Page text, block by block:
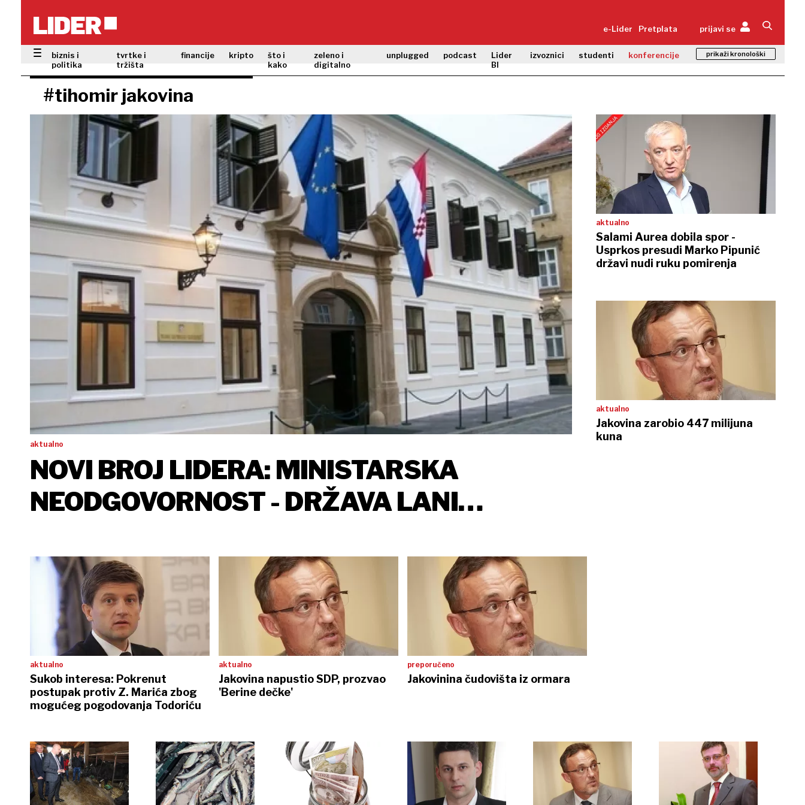
e-Lider Pretplata prijavi se
biznis i
politika
tvrtke i
tržišta
financije kripto
što i
kako
zeleno i
digitalno
unplugged podcast
Lider
BI
izvoznici studenti konferencije prikaži kronološki
#tihomir jakovina
aktualno
NOVI BROJ LIDERA: MINISTARSKA
NEODGOVORNOST - DRŽAVA LANI
MILIJUNA KUNA
aktualno
Salami Aurea dobila spor -
Usprkos presudi Marko Pipunić
državi nudi ruku pomirenja
aktualno
Jakovina zarobio 447 milijuna
kuna
aktualno
Sukob interesa: Pokrenut
postupak protiv Z. Marića zbog
mogućeg pogodovanja Todoriću
aktualno
Jakovina napustio SDP, prozvao
'Berine dečke'
preporučeno
Jakovinina čudovišta iz ormara